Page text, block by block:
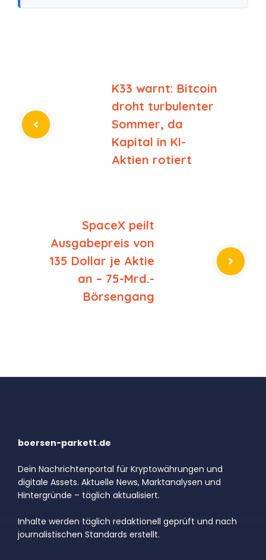
K33 warnt: Bitcoin
droht turbulenter
Sommer, da
Kapital in KI-
Aktien rotiert
SpaceX peilt
Ausgabepreis von
135 Dollar je Aktie
an – 75-Mrd.-
Börsengang
boersen-parkett.de
Dein Nachrichtenportal für Kryptowährungen und
digitale Assets. Aktuelle News, Marktanalysen und
Hintergründe – täglich aktualisiert.
Inhalte werden täglich redaktionell geprüft und nach
journalistischen Standards erstellt.